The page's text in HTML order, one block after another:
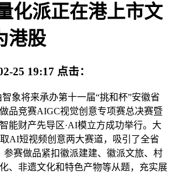
化派正在港上市文
港股
25 19:17 点击：
象将来承办第十一届“挑和杯”安徽省
品竞赛AIGC视觉创意专项赛总决赛暨
能财产先导区·AI模立方成功举行。大
AI短视频创意两大赛道，吸引了全省
参赛做品紧扣徽派建建、徽派文旅、村
、非遗文化和特色产物等从题，充实展